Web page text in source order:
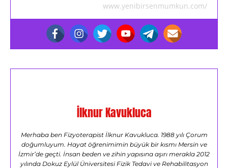
www.yenibirsenmumkun.com/
İlknur Kavukluca
Merhaba ben Fizyoterapist İlknur Kavukluca. 1988 yılı Çorum
doğumluyum. Hayat öğrenimimin büyük bir kısmı Mersin ve
İzmir’de geçti. İnsan beden ve zihin yapısına aşırı merakla 2012
yılında Dokuz Eylül Üniversitesi Fizik Tedavi ve Rehabilitasyon